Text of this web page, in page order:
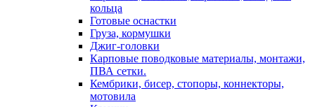
кольца
Готовые оснастки
Груза, кормушки
Джиг-головки
Карповые поводковые материалы, монтажи,
ПВА сетки.
Кембрики, бисер, стопоры, коннекторы,
мотовила